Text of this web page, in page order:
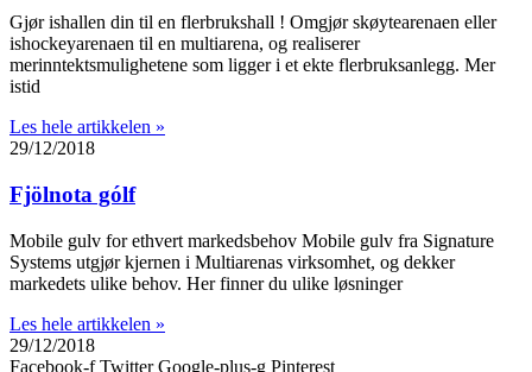
Gjør ishallen din til en flerbrukshall ! Omgjør skøytearenaen eller
ishockeyarenaen til en multiarena, og realiserer
merinntektsmulighetene som ligger i et ekte flerbruksanlegg. Mer
istid
Les hele artikkelen »
29/12/2018
Fjölnota gólf
Mobile gulv for ethvert markedsbehov Mobile gulv fra Signature
Systems utgjør kjernen i Multiarenas virksomhet, og dekker
markedets ulike behov. Her finner du ulike løsninger
Les hele artikkelen »
29/12/2018
Facebook-f Twitter Google-plus-g Pinterest